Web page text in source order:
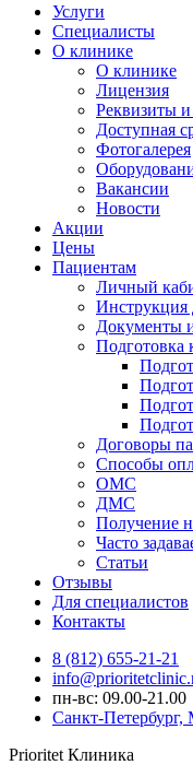
Услуги
Специалисты
О клинике
О клинике
Лицензия
Реквизиты
Доступная
Фотогалерея
Вакансии
Новости
Акции
Цены
Пациентам
Личный
Инструкция
Документы
Подготовка
Договоры
Способы
ОМС
ДМС
Получение
Часто
Статьи
Отзывы
Для специалистов
Контакты
8 (812) 655-21-21
пн-вс: 09.00-21.00
Санкт-Петербург,
Prioritet Клиника